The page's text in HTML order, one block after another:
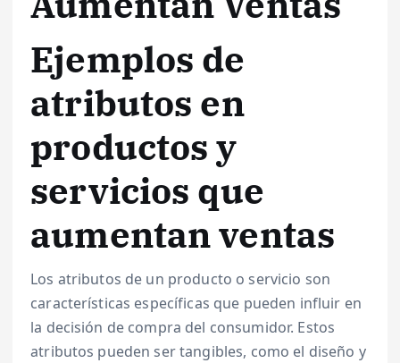
Ejemplos de
atributos en
productos y
servicios que
aumentan ventas
Los atributos de un producto o servicio son
características específicas que pueden influir en
la decisión de compra del consumidor. Estos
atributos pueden ser tangibles, como el diseño y